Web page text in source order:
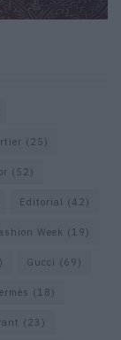
(25)
(52)
Editorial (42)
Week (19)
Gucci (69)
(18)
(23)